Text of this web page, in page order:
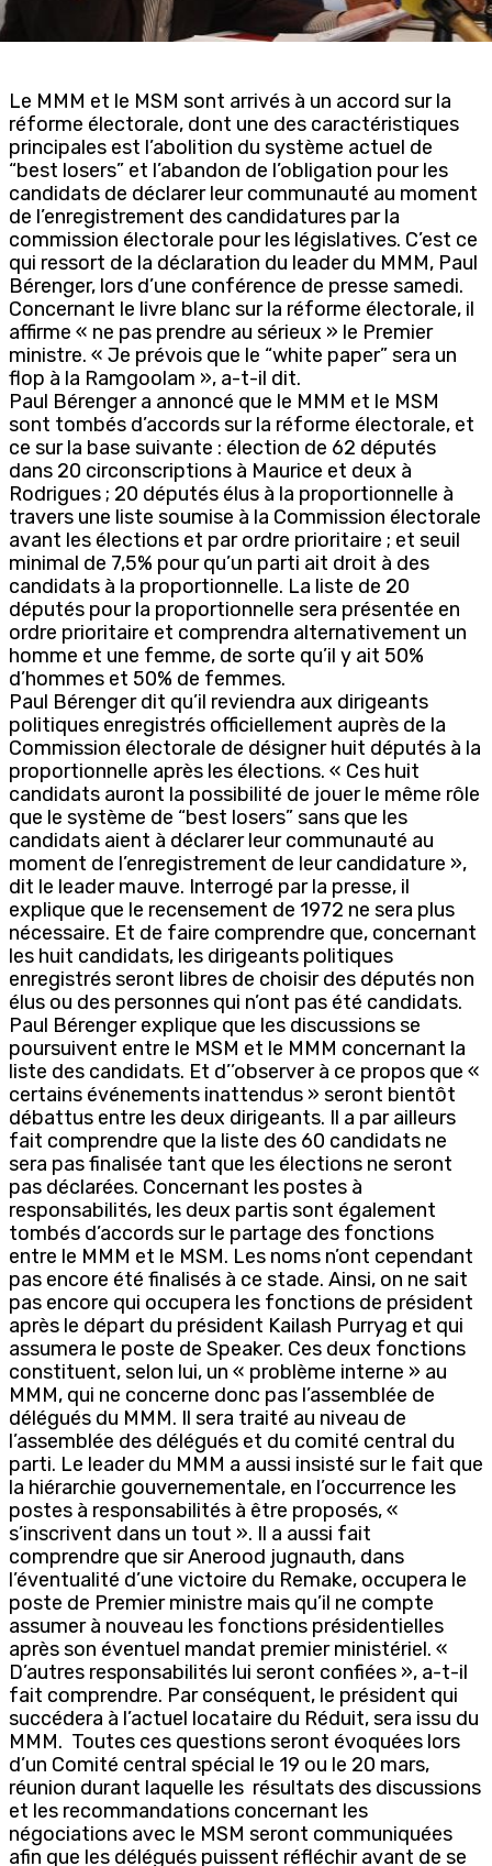
Le MMM et le MSM sont arrivés à un accord sur la
réforme électorale, dont une des caractéristiques
principales est l’abolition du système actuel de
“best losers” et l’abandon de l’obligation pour les
candidats de déclarer leur communauté au moment
de l’enregistrement des candidatures par la
commission électorale pour les législatives. C’est ce
qui ressort de la déclaration du leader du MMM, Paul
Bérenger, lors d’une conférence de presse samedi.
Concernant le livre blanc sur la réforme électorale, il
affirme « ne pas prendre au sérieux » le Premier
ministre. « Je prévois que le “white paper” sera un
flop à la Ramgoolam », a-t-il dit.
Paul Bérenger a annoncé que le MMM et le MSM
sont tombés d’accords sur la réforme électorale, et
ce sur la base suivante : élection de 62 députés
dans 20 circonscriptions à Maurice et deux à
Rodrigues ; 20 députés élus à la proportionnelle à
travers une liste soumise à la Commission électorale
avant les élections et par ordre prioritaire ; et seuil
minimal de 7,5% pour qu’un parti ait droit à des
candidats à la proportionnelle. La liste de 20
députés pour la proportionnelle sera présentée en
ordre prioritaire et comprendra alternativement un
homme et une femme, de sorte qu’il y ait 50%
d’hommes et 50% de femmes.
Paul Bérenger dit qu’il reviendra aux dirigeants
politiques enregistrés officiellement auprès de la
Commission électorale de désigner huit députés à la
proportionnelle après les élections. « Ces huit
candidats auront la possibilité de jouer le même rôle
que le système de “best losers” sans que les
candidats aient à déclarer leur communauté au
moment de l’enregistrement de leur candidature »,
dit le leader mauve. Interrogé par la presse, il
explique que le recensement de 1972 ne sera plus
nécessaire. Et de faire comprendre que, concernant
les huit candidats, les dirigeants politiques
enregistrés seront libres de choisir des députés non
élus ou des personnes qui n’ont pas été candidats.
Paul Bérenger explique que les discussions se
poursuivent entre le MSM et le MMM concernant la
liste des candidats. Et d’’observer à ce propos que «
certains événements inattendus » seront bientôt
débattus entre les deux dirigeants. Il a par ailleurs
fait comprendre que la liste des 60 candidats ne
sera pas finalisée tant que les élections ne seront
pas déclarées. Concernant les postes à
responsabilités, les deux partis sont également
tombés d’accords sur le partage des fonctions
entre le MMM et le MSM. Les noms n’ont cependant
pas encore été finalisés à ce stade. Ainsi, on ne sait
pas encore qui occupera les fonctions de président
après le départ du président Kailash Purryag et qui
assumera le poste de Speaker. Ces deux fonctions
constituent, selon lui, un « problème interne » au
MMM, qui ne concerne donc pas l’assemblée de
délégués du MMM. Il sera traité au niveau de
l’assemblée des délégués et du comité central du
parti. Le leader du MMM a aussi insisté sur le fait que
la hiérarchie gouvernementale, en l’occurrence les
postes à responsabilités à être proposés, «
s’inscrivent dans un tout ». Il a aussi fait
comprendre que sir Anerood jugnauth, dans
l’éventualité d’une victoire du Remake, occupera le
poste de Premier ministre mais qu’il ne compte
assumer à nouveau les fonctions présidentielles
après son éventuel mandat premier ministériel. «
D’autres responsabilités lui seront confiées », a-t-il
fait comprendre. Par conséquent, le président qui
succédera à l’actuel locataire du Réduit, sera issu du
MMM. Toutes ces questions seront évoquées lors
d’un Comité central spécial le 19 ou le 20 mars,
réunion durant laquelle les résultats des discussions
et les recommandations concernant les
négociations avec le MSM seront communiquées
afin que les délégués puissent réfléchir avant de se